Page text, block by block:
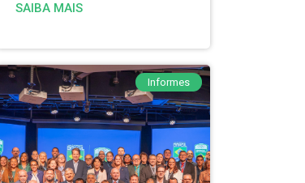
SAIBA MAIS
Informes